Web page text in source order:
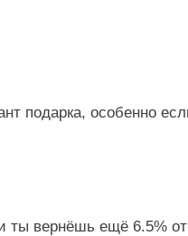
подарка, особенно
ты вернёшь ещё 6.5%